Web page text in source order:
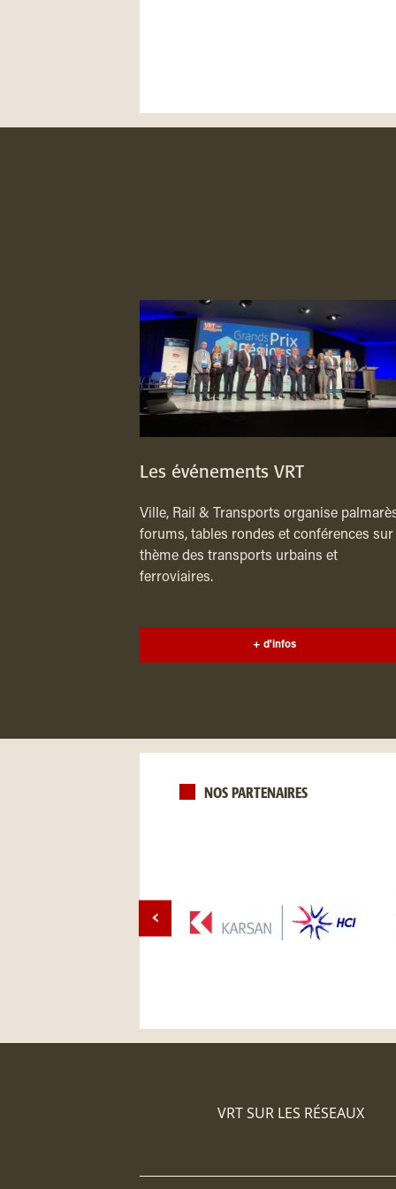
Les événements VRT
Ville, Rail & Transports organise
forums, tables rondes et conférences sur
thème des transports urbains et
ferroviaires.
+ d'infos
NOS PARTENAIRES
VRT SUR LES RÉSEAUX